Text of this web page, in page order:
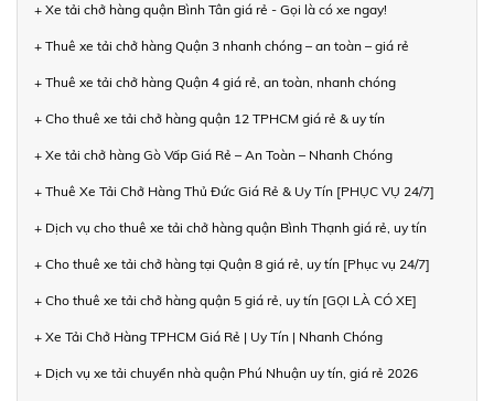
+ Xe tải chở hàng quận Bình Tân giá rẻ - Gọi là có xe ngay!
+ Thuê xe tải chở hàng Quận 3 nhanh chóng – an toàn – giá rẻ
+ Thuê xe tải chở hàng Quận 4 giá rẻ, an toàn, nhanh chóng
+ Cho thuê xe tải chở hàng quận 12 TPHCM giá rẻ & uy tín
+ Xe tải chở hàng Gò Vấp Giá Rẻ – An Toàn – Nhanh Chóng
+ Thuê Xe Tải Chở Hàng Thủ Đức Giá Rẻ & Uy Tín [PHỤC VỤ 24/7]
+ Dịch vụ cho thuê xe tải chở hàng quận Bình Thạnh giá rẻ, uy tín
+ Cho thuê xe tải chở hàng tại Quận 8 giá rẻ, uy tín [Phục vụ 24/7]
+ Cho thuê xe tải chở hàng quận 5 giá rẻ, uy tín [GỌI LÀ CÓ XE]
+ Xe Tải Chở Hàng TPHCM Giá Rẻ | Uy Tín | Nhanh Chóng
+ Dịch vụ xe tải chuyển nhà quận Phú Nhuận uy tín, giá rẻ 2026